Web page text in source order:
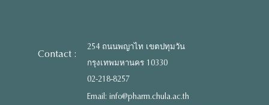
Contact :
254 ถนนพญาไท เขตปทุมวัน
กรุงเทพมหานคร 10330
02-218-8257
Email: info@pharm.chula.ac.th